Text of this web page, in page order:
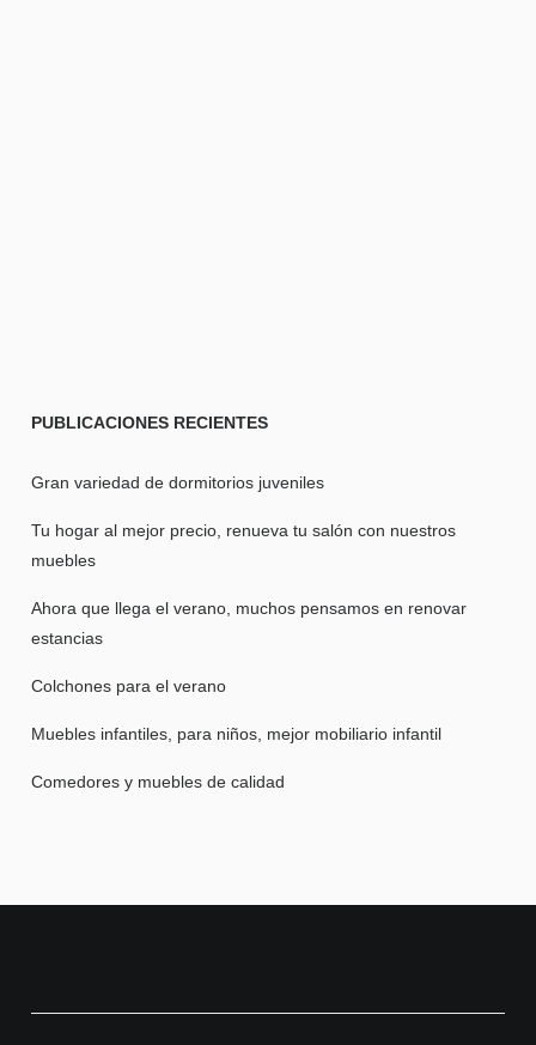
PUBLICACIONES RECIENTES
Gran variedad de dormitorios juveniles
Tu hogar al mejor precio, renueva tu salón con nuestros
muebles
Ahora que llega el verano, muchos pensamos en renovar
estancias
Colchones para el verano
Muebles infantiles, para niños, mejor mobiliario infantil
Comedores y muebles de calidad